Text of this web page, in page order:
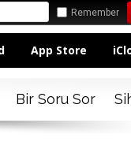
Remember
App Store
Bir Soru Sor